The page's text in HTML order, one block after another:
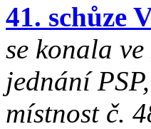
41. schůze
se konala ve
jednání
místnost č.